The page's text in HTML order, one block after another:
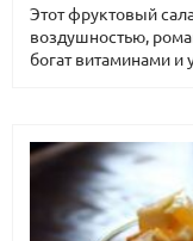
Этот фруктовый
воздушностью,
богат витаминами и